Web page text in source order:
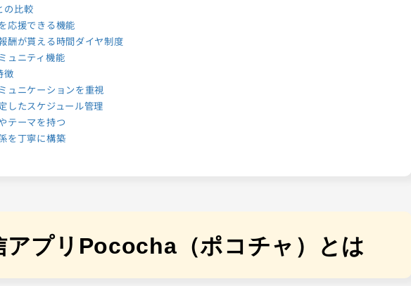
の比較
応援できる機能
酬が貰える時間ダイヤ制度
ュニティ機能
徴
ュニケーションを重視
したスケジュール管理
テーマを持つ
を丁寧に構築
アプリPococha（ポコチャ）とは